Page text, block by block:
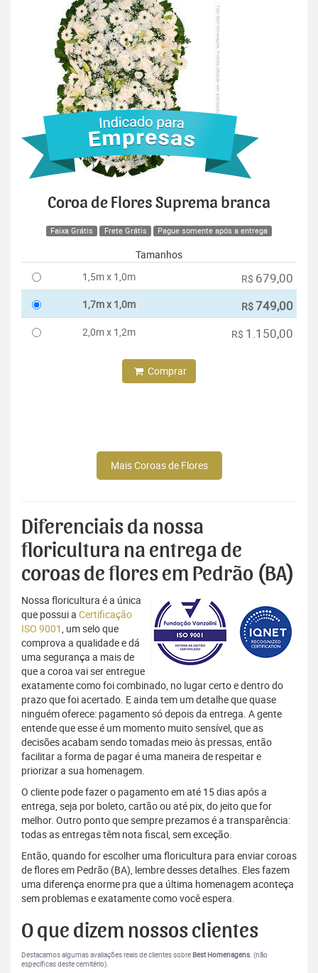
Coroa de Flores Suprema branca
Faixa Grátis Frete Grátis Pague somente após a entrega
Tamanhos
1,5m x 1,0m
R$ 679,00
1,7m x 1,0m R$749,00
2,0m x 1,2m R$ 1.150,00
Comprar
Mais Coroas de Flores
Diferenciais da nossa
floricultura na entrega de
coroas de flores em Pedrão (BA)
Nossa floricultura é a única
que possui a Certificação
ISO 9001, um selo que
comprova a qualidade e dá
uma segurança a mais de
que a coroa vai ser entregue
exatamente como foi combinado, no lugar certo e dentro do
prazo que foi acertado. E ainda tem um detalhe que quase
ninguém oferece: pagamento só depois da entrega. A gente
entende que esse é um momento muito sensível, que as
decisões acabam sendo tomadas meio às pressas, então
facilitar a forma de pagar é uma maneira de respeitar e
priorizar a sua homenagem.
O cliente pode fazer o pagamento em até 15 dias após a
entrega, seja por boleto, cartão ou até pix, do jeito que for
melhor. Outro ponto que sempre prezamos é a transparência:
todas as entregas têm nota fiscal, sem exceção.
Então, quando for escolher uma floricultura para enviar coroas
de flores em Pedrão (BA), lembre desses detalhes. Eles fazem
uma diferença enorme pra que a última homenagem aconteça
sem problemas e exatamente como você espera.
O que dizem nossos clientes
Destacamos algumas avaliações reais de clientes sobre Best Homenagens. (não
específicas deste cemitério).